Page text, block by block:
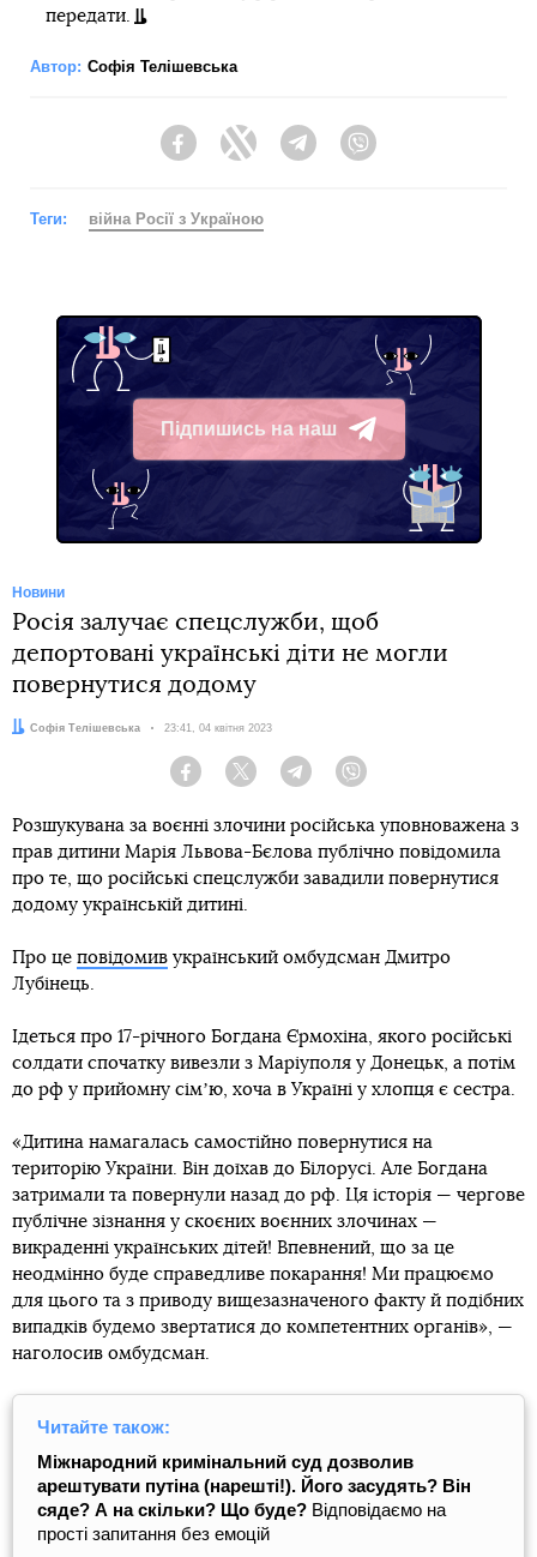
передати.
Автор: Софія Телішевська
FacebookTwitter Telegram
Теги: війна Росії з Україною
Підпишись на наш
Telegram
Новини
Росія залучає спецслужби, щоб
депортовані українські діти не могли
повернутися додому
Автор:
Софія Телішевська Дата:
23:41, 04 квітня 2023
Facebook Twitter Telegram
Розшукувана за воєнні злочини російська уповноважена з
прав дитини Марія Львова-Бєлова публічно повідомила
про те, що російські спецслужби завадили повернутися
додому українській дитині.
Про це повідомив український омбудсман Дмитро
Лубінець.
Ідеться про 17-річного Богдана Єрмохіна, якого російські
солдати спочатку вивезли з Маріуполя у Донецьк, а потім
до рф у прийомну сімʼю, хоча в Україні у хлопця є сестра.
«Дитина намагалась самостійно повернутися на
територію України. Він доїхав до Білорусі. Але Богдана
затримали та повернули назад до рф. Ця історія — чергове
публічне зізнання у скоєних воєнних злочинах —
викраденні українських дітей! Впевнений, що за це
неодмінно буде справедливе покарання! Ми працюємо
для цього та з приводу вищезазначеного факту й подібних
випадків будемо звертатися до компетентних органів», —
наголосив омбудсман.
Читайте також:
Міжнародний кримінальний суд дозволив
арештувати путіна (нарешті!). Його засудять? Він
сяде? А на скільки? Що буде? Відповідаємо на
прості запитання без емоцій